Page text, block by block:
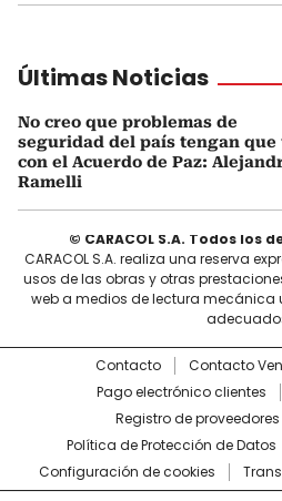
Últimas Noticias
No creo que problemas de
seguridad del país tengan que
con el Acuerdo de Paz:
Ramelli
© CARACOL S.A. Todos los
CARACOL S.A. realiza una reserva
usos de las obras y otras
web a medios de lectura mecánica
Contacto Contacto
Pago electrónico clientes
Registro de proveedores
Política de Protección de Datos
Configuración de cookies